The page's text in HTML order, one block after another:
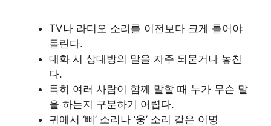
TV나 라디오 소리를 이전보다 크게 틀어야
들린다.
대화 시 상대방의 말을 자주 되묻거나 놓친
다.
특히 여러 사람이 함께 말할 때 누가 무슨 말
을 하는지 구분하기 어렵다.
귀에서 ‘삐’ 소리나 ‘웅’ 소리 같은 이명